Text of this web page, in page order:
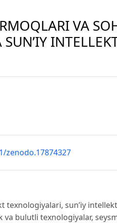
VA
zenodo.17874327
texnologiyalari, sun’iy
bulutli texnologiyalar,